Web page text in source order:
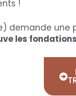
!
demande
les